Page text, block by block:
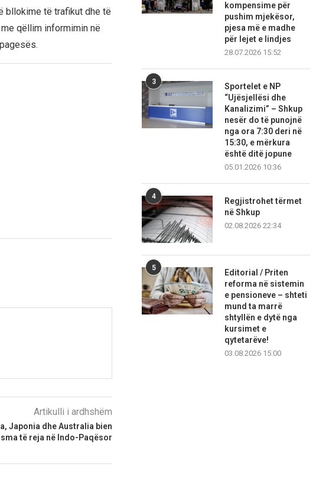
bllokime të trafikut dhe të
qëllim informimin në
Artikulli i ardhshëm
Japonia dhe Australia bien
të reja në Indo-Paqësor
kompensime për
pushim mjekësor,
pjesa më e madhe
për lejet e lindjes
28.07.2026 15:52
3
Sportelet e NP
“Ujësjellësi dhe
Kanalizimi” – Shkup
nesër do të punojnë
nga ora 7:30 deri në
15:30, e mërkura
është ditë jopune
05.01.2026 10:36
4
Regjistrohet tërmet
në Shkup
02.08.2026 22:34
5
Editorial / Priten
reforma në sistemin
e pensioneve – shteti
mund ta marrë
shtyllën e dytë nga
kursimet e
qytetarëve!
03.08.2026 15:00